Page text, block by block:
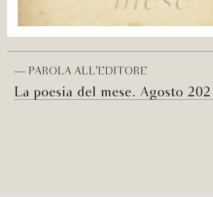
— PAROLA ALL'EDITORE
La poesia del mese. Agosto 2021